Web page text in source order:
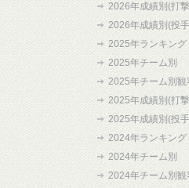
2026年成績別(打
2026年成績別(投
2025年ランキング
2025年チーム別
2025年チーム別観
2025年成績別(打
2025年成績別(投
2024年ランキング
2024年チーム別
2024年チーム別観